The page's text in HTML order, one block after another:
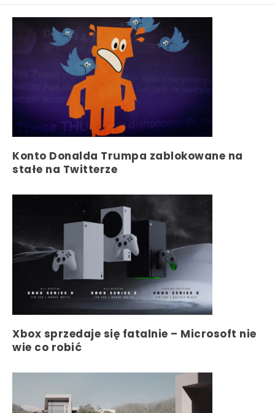
Konto Donalda Trumpa zablokowane na
stałe na Twitterze
Xbox sprzedaje się fatalnie – Microsoft nie
wie co robić